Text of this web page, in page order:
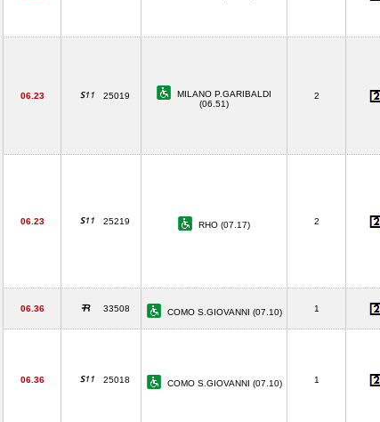
06.23 25019
MILANO P.GARIBALDI
(06.51)
2
06.23 25219 RHO (07.17) 2
06.36 33508 COMO S.GIOVANNI (07.10) 1
06.36 25018 COMO S.GIOVANNI (07.10) 1